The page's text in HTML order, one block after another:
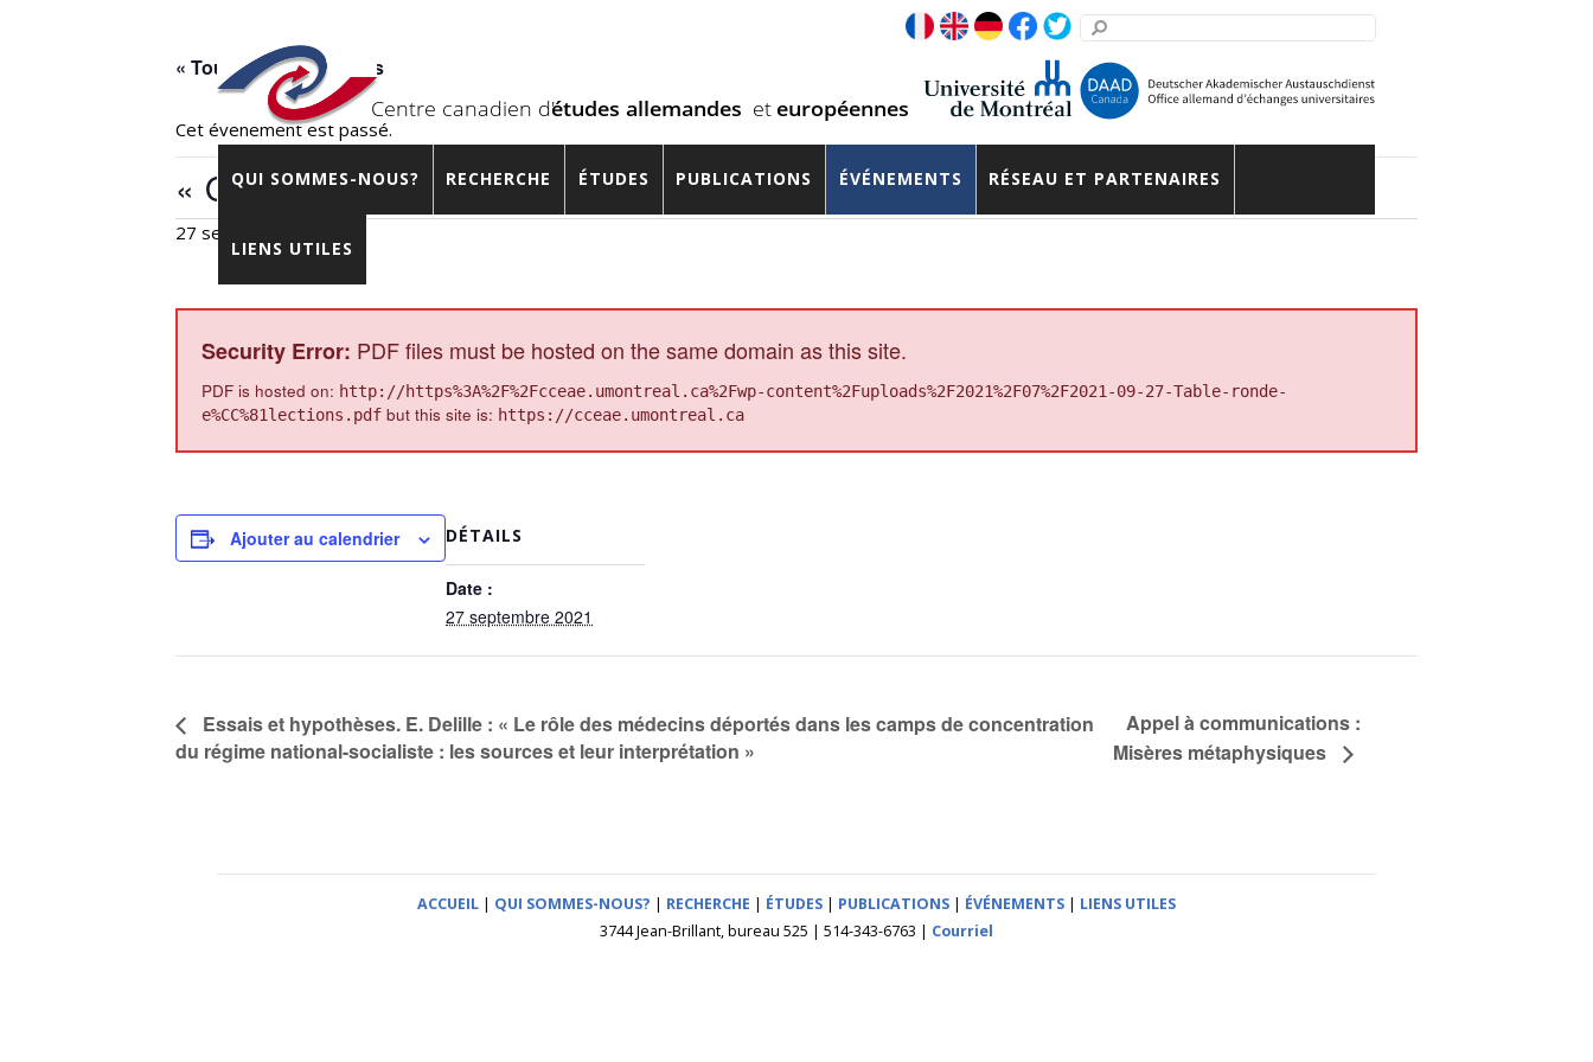
QUI SOMMES-NOUS? RECHERCHE ÉTUDES PUBLICATIONS ÉVÉNEMENTS RÉSEAU ET PARTENAIRES
LIENS UTILES
« Tous les Évènements
Cet évènement est passé.
« Quo vadis Allemagne? Retour sur les élections allemandes » : table-ronde
27 septembre 2021
Security Error: PDF files must be hosted on the same domain as this site.
PDF is hosted on: http://https%3A%2F%2Fcceae.umontreal.ca%2Fwp-content%2Fuploads%2F2021%2F07%2F2021-09-27-Table-ronde-
e%CC%81lections.pdf but this site is: https://cceae.umontreal.ca
Ajouter au calendrier DÉTAILS
Date :
27 septembre 2021
Essais et hypothèses. E. Delille : « Le rôle des médecins déportés dans les camps de concentration
du régime national-socialiste : les sources et leur interprétation »
Appel à communications :
Misères métaphysiques
ACCUEIL | QUI SOMMES-NOUS? | RECHERCHE | ÉTUDES | PUBLICATIONS | ÉVÉNEMENTS | LIENS UTILES
3744 Jean-Brillant, bureau 525 | 514-343-6763 | Courriel